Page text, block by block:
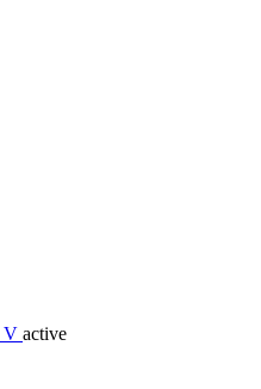
active